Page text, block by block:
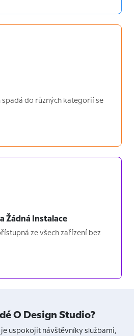
spadá do různých kategorií se
Žádná Instalace
ze všech zařízení bez
O Design Studio?
uspokojit návštěvníky službami,